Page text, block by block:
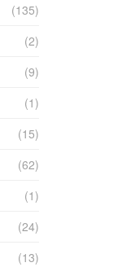
(135)
(2)
(9)
(1)
(15)
(62)
(1)
(24)
(13)